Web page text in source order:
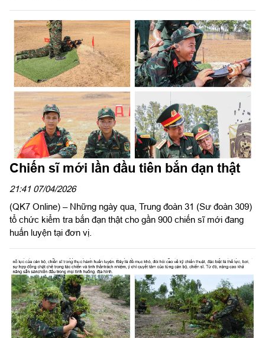
Thể hiện rõ vai trò nòng cốt trong công tác, là lực lượng tin cậy
của cấp ủy, chính quyền địa phương và nhân dân nơi biên giới.
Chiến sĩ mới lần đầu tiên bắn đạn thật
21:41 07/04/2026
(QK7 Online) – Những ngày qua, Trung đoàn 31 (Sư đoàn 309)
tổ chức kiểm tra bắn đạn thật cho gần 900 chiến sĩ mới đang
huấn luyện tại đơn vị.